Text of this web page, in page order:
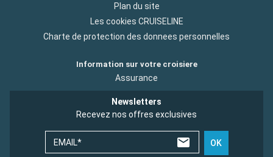
Plan du site
Les cookies CRUISELINE
Charte de protection des donnees personnelles
Information sur votre croisiere
Assurance
Newsletters
Recevez nos offres exclusives
EMAIL* OK